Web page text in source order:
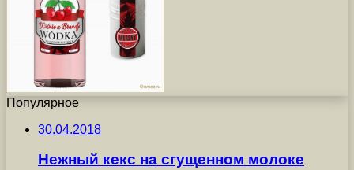
Популярное
30.04.2018
Нежный кекс на сгущенном молоке